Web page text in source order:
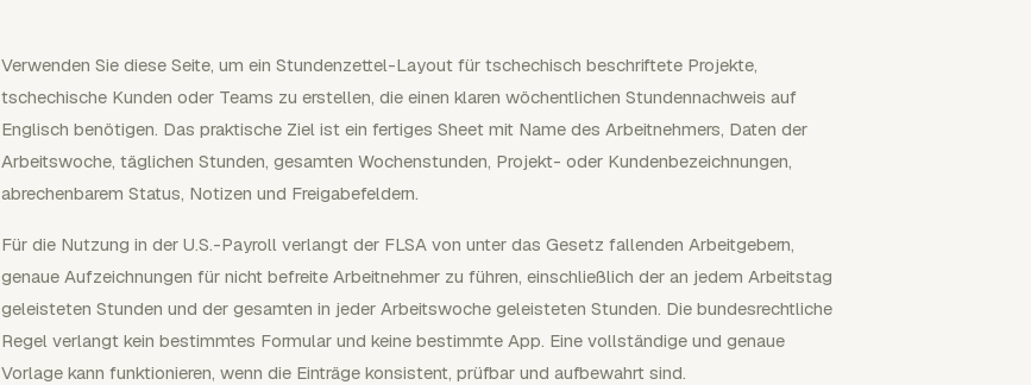
Verwenden Sie diese Seite, um ein Stundenzettel-Layout für tschechisch beschriftete Projekte,
tschechische Kunden oder Teams zu erstellen, die einen klaren wöchentlichen Stundennachweis auf
Englisch benötigen. Das praktische Ziel ist ein fertiges Sheet mit Name des Arbeitnehmers, Daten der
Arbeitswoche, täglichen Stunden, gesamten Wochenstunden, Projekt- oder Kundenbezeichnungen,
abrechenbarem Status, Notizen und Freigabefeldern.
Für die Nutzung in der U.S.-Payroll verlangt der FLSA von unter das Gesetz fallenden Arbeitgebern,
genaue Aufzeichnungen für nicht befreite Arbeitnehmer zu führen, einschließlich der an jedem Arbeitstag
geleisteten Stunden und der gesamten in jeder Arbeitswoche geleisteten Stunden. Die bundesrechtliche
Regel verlangt kein bestimmtes Formular und keine bestimmte App. Eine vollständige und genaue
Vorlage kann funktionieren, wenn die Einträge konsistent, prüfbar und aufbewahrt sind.